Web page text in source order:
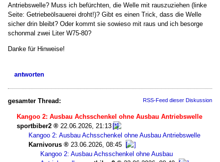
Antriebswelle? Muss ich befürchten, die Welle mit rauszuziehen (linke
Seite: Getriebeölsauerei droht!)? Gibt es einen Trick, dass die Welle
sicher drin bleibt? Oder kommt sie sowieso mit raus und ich besorge
schonmal zwei Liter W75-80?
Danke für Hinweise!
antworten
gesamter Thread: RSS-Feed dieser Diskussion
Kangoo 2: Ausbau Achsschenkel ohne Ausbau Antriebswelle
sportbiber2
22.06.2026, 21:13
Kangoo 2: Ausbau Achsschenkel ohne Ausbau Antriebswelle
Karnivorus
23.06.2026, 08:45
Kangoo 2: Ausbau Achsschenkel ohne Ausbau